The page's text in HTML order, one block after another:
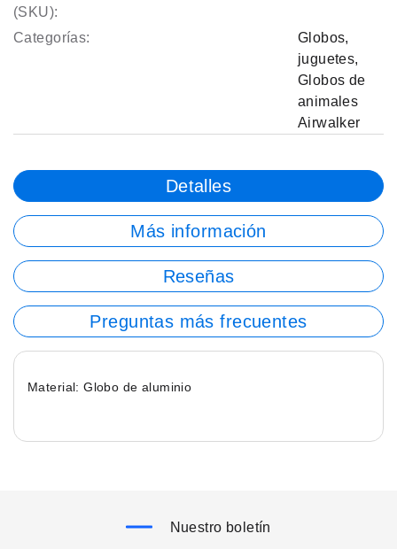
(SKU):
Categorías: Globos,
juguetes,
Globos de
animales
Airwalker
Detalles
Más información
Reseñas
Preguntas más frecuentes
Material: Globo de aluminio
Nuestro boletín